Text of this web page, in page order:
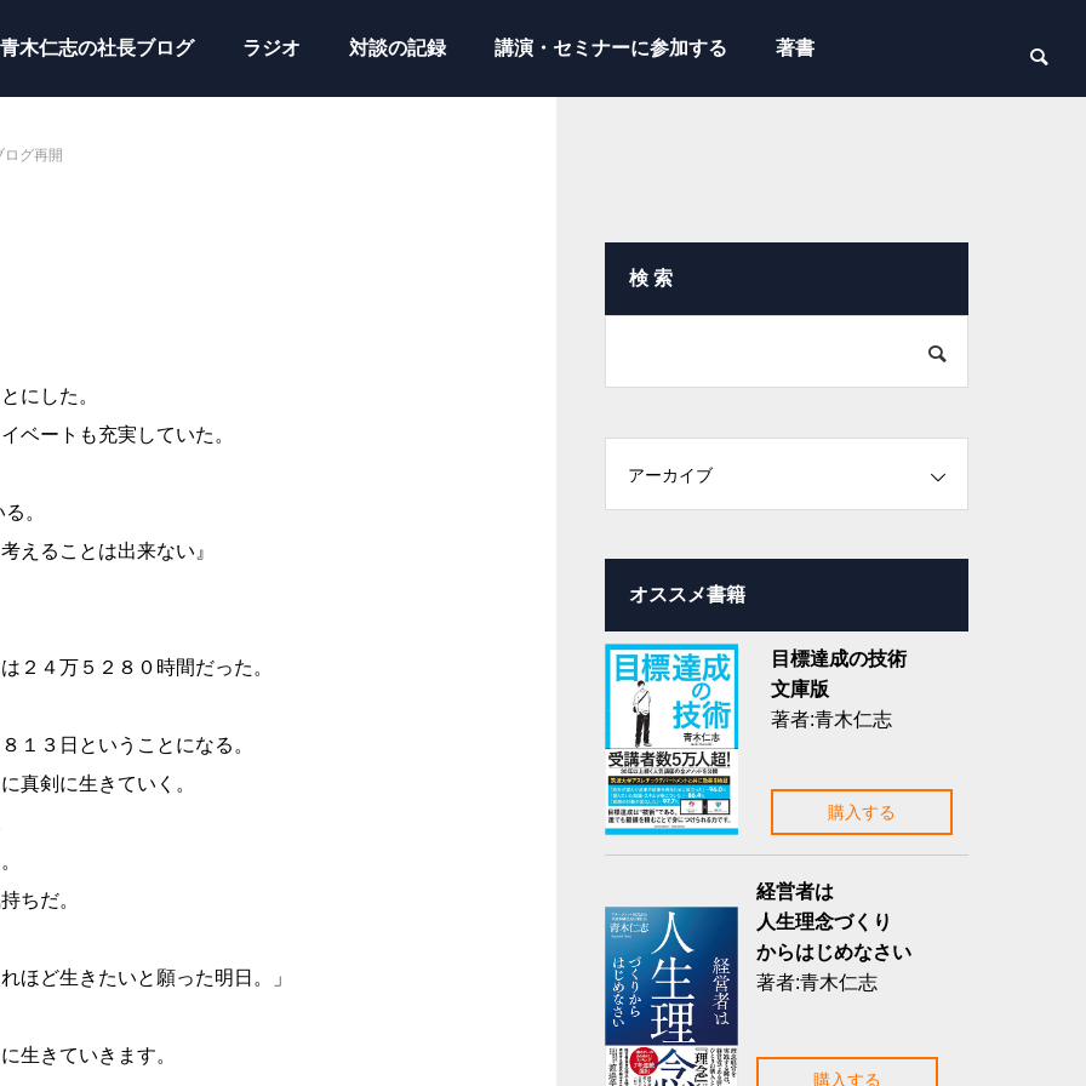
青木仁志の社長ブログ ラジオ 対談の記録 講演・セミナーに参加する 著書
ログ再開
にした。
ベートも充実していた。
。
えることは出来ない』
２４万５２８０時間だった。
１３日ということになる。
真剣に生きていく。
ちだ。
ほど生きたいと願った明日。」
生きていきます。
検 索
アーカイブ
オススメ書籍
目標達成の技術
文庫版
著者:青木仁志
購入する
経営者は
人生理念づくり
からはじめなさい
著者:青木仁志
購入する